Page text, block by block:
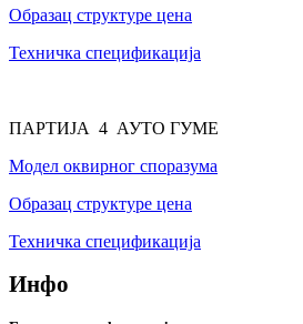
Образац структуре цена
Техничка спецификација
ПАРТИЈА 4 АУТО ГУМЕ
Модел оквирног споразума
Образац структуре цена
Техничка спецификација
Инфо